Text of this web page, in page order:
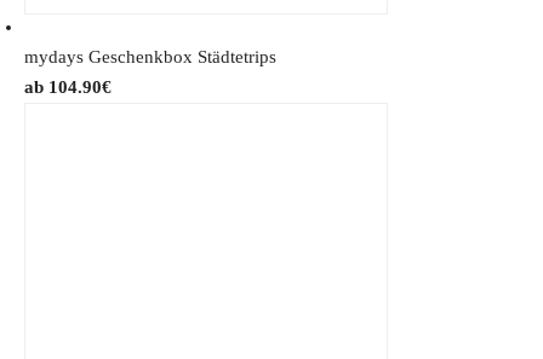
mydays Geschenkbox Städtetrips
104.90€